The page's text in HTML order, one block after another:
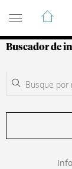
Guía de
Buscador de